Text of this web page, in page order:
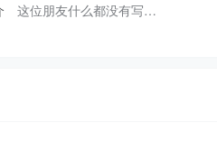
这位朋友什么都没有写…